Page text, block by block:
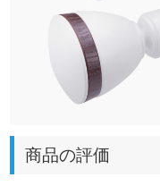
商品の評価